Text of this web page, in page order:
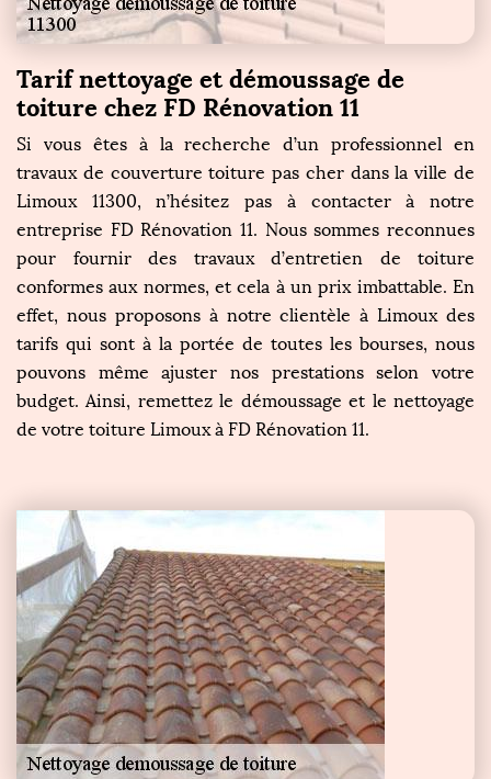
Tarif nettoyage et démoussage de
toiture chez FD Rénovation 11
Si vous êtes à la recherche d’un professionnel en
travaux de couverture toiture pas cher dans la ville de
Limoux 11300, n’hésitez pas à contacter à notre
entreprise FD Rénovation 11. Nous sommes reconnues
pour fournir des travaux d’entretien de toiture
conformes aux normes, et cela à un prix imbattable. En
effet, nous proposons à notre clientèle à Limoux des
tarifs qui sont à la portée de toutes les bourses, nous
pouvons même ajuster nos prestations selon votre
budget. Ainsi, remettez le démoussage et le nettoyage
de votre toiture Limoux à FD Rénovation 11.